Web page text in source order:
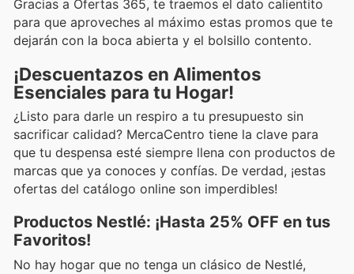
Gracias a Ofertas 365, te traemos el dato calientito
para que aproveches al máximo estas promos que te
dejarán con la boca abierta y el bolsillo contento.
¡Descuentazos en Alimentos
Esenciales para tu Hogar!
¿Listo para darle un respiro a tu presupuesto sin
sacrificar calidad? MercaCentro tiene la clave para
que tu despensa esté siempre llena con productos de
marcas que ya conoces y confías. De verdad, ¡estas
ofertas del catálogo online son imperdibles!
Productos Nestlé: ¡Hasta 25% OFF en tus
Favoritos!
No hay hogar que no tenga un clásico de Nestlé,